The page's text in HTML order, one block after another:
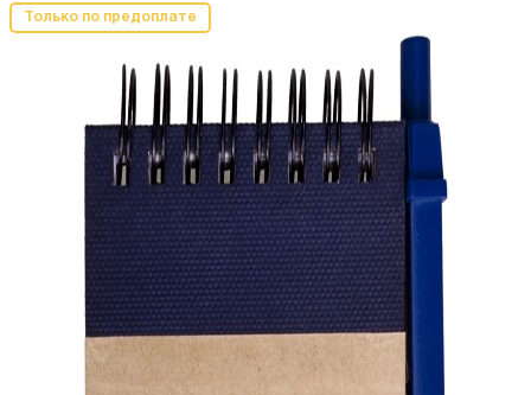
Только по предоплате